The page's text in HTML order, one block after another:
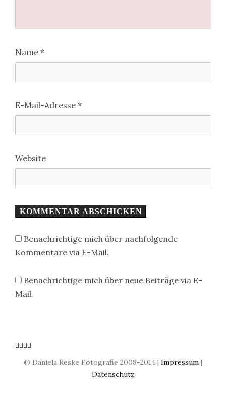
Name*
E-Mail-Adresse*
Website
Benachrichtige mich über nachfolgende
Kommentare via E-Mail.
Benachrichtige mich über neue Beiträge via E-
Mail.
© Daniela Reske Fotografie 2008-2014 | Impressum |
Datenschutz